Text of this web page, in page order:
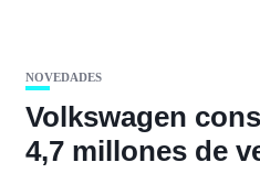
NOVEDADES
Volkswagen
4,7 millones de